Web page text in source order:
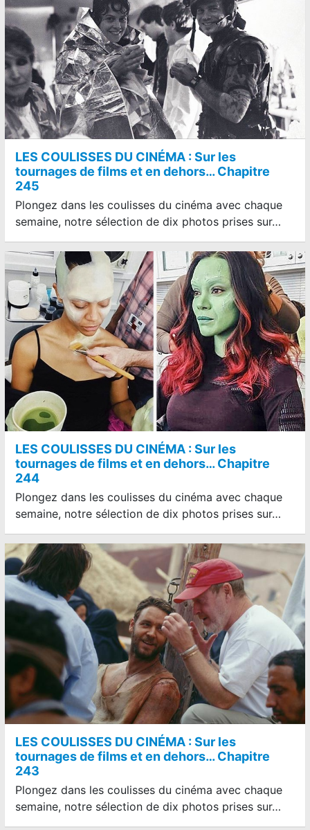
LES COULISSES DU CINÉMA : Sur les
tournages de films et en dehors… Chapitre
245
Plongez dans les coulisses du cinéma avec chaque
semaine, notre sélection de dix photos prises sur…
LES COULISSES DU CINÉMA : Sur les
tournages de films et en dehors… Chapitre
244
Plongez dans les coulisses du cinéma avec chaque
semaine, notre sélection de dix photos prises sur…
LES COULISSES DU CINÉMA : Sur les
tournages de films et en dehors… Chapitre
243
Plongez dans les coulisses du cinéma avec chaque
semaine, notre sélection de dix photos prises sur…